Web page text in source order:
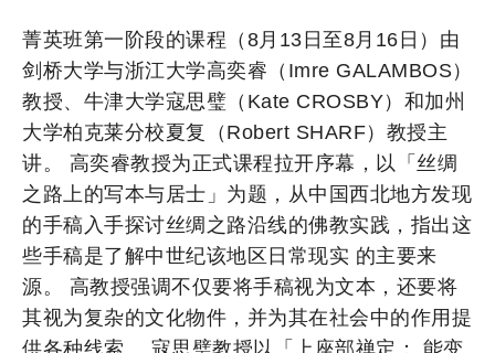
菁英班第一阶段的课程（8月13日至8月16日）由
剑桥大学与浙江大学高奕睿（Imre GALAMBOS）
教授、牛津大学寇思璧（Kate CROSBY）和加州
大学柏克莱分校夏复（Robert SHARF）教授主
讲。 高奕睿教授为正式课程拉开序幕，以「丝绸
之路上的写本与居士」为题，从中国西北地方发现
的手稿入手探讨丝绸之路沿线的佛教实践，指出这
些手稿是了解中世纪该地区日常现实 的主要来
源。 高教授强调不仅要将手稿视为文本，还要将
其视为复杂的文化物件，并为其在社会中的作用提